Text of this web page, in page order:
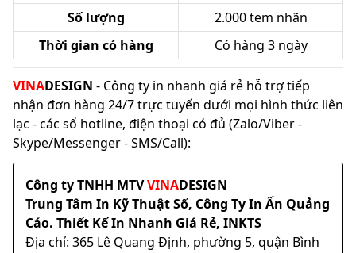
Số lượng
2.000 tem nhãn
Thời gian có hàng
Có hàng 3 ngày
VINADESIGN - Công ty in nhanh giá rẻ hỗ trợ tiếp
nhận đơn hàng 24/7 trực tuyến dưới mọi hình thức liên
lạc - các số hotline, điện thoại có đủ (Zalo/Viber -
Skype/Messenger - SMS/Call):
Công ty TNHH MTVVINADESIGN
Trung Tâm In Kỹ Thuật Số, Công Ty In Ấn Quảng
Cáo. Thiết Kế In Nhanh Giá Rẻ, INKTS
Địa chỉ: 365 Lê Quang Định, phường 5, quận Bình